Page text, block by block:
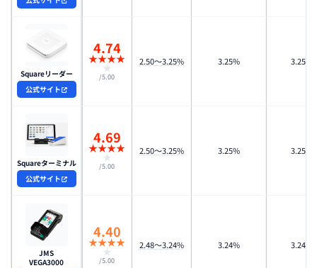
Squareリーダー
公式サイト
4.74
★★★★
★
/5.00
2.50〜3.25% 3.25% 3.25%
Squareターミナル
公式サイト
4.69
★★★★
★
/5.00
2.50〜3.25% 3.25% 3.25%
JMS
VEGA3000
4.40
★★★★
★
/5.00
2.48〜3.24% 3.24% 3.24%